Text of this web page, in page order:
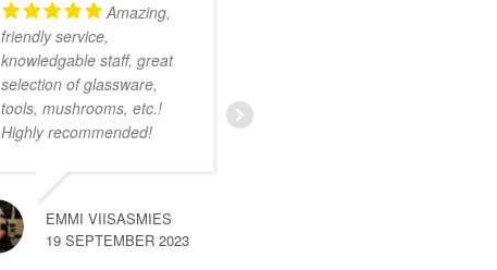
Amazing,
friendly service,
knowledgable staff, great
selection of glassware,
tools, mushrooms, etc.!
Highly recommended!
EMMI VIISASMIES
19 SEPTEMBER 2023